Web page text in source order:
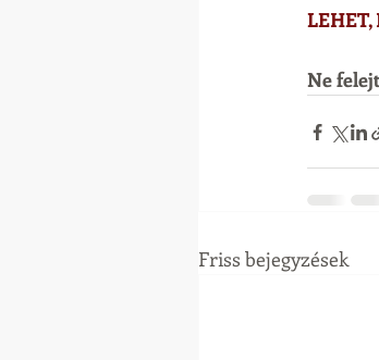
Ne
Friss bejegyzések